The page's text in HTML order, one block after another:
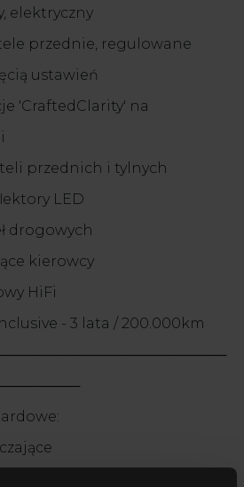
elektryczny
przednie, regulowane
ustawień
'CraftedClarity' na
przednich i tylnych
LED
drogowych
kierowcy
HiFi
- 3 lata / 200.000km
ciśnienia opon